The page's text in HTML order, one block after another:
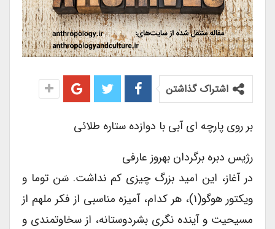
اشتراک گذاشتن
بر روی پارچه ای آبی با دوازده ستاره طلائی
رژیس دبره برگردان بهروز عارفی
در آغاز، این امید بزرگ چیزی کم نداشت. سَن توما و
ویکتور هوگو(۱)، هر کدام، آمیزه مناسبی از فکر ملهم از
مسیحیت و آینده نگری بشردوستانه، از سخاوتمندی و